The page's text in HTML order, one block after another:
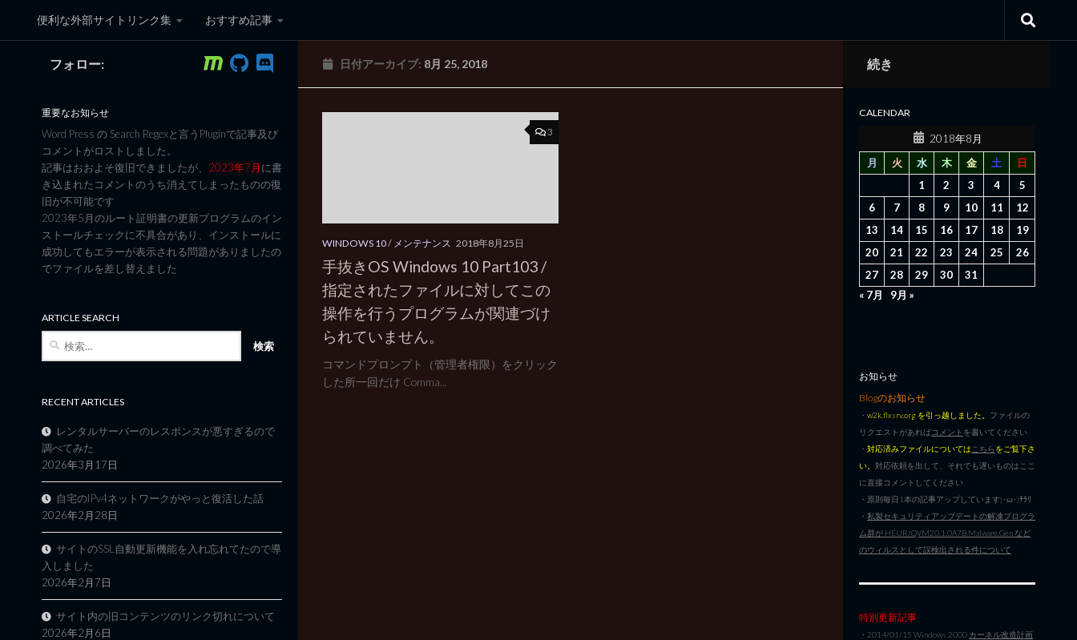
コンテンツへスキップ
便利な外部サイトリンク集 おすすめ記事
黒翼猫のコンピュータ日記 3rd Edition
日付アーカイブ: 8月 25, 2018
3
WINDOWS 10/ メンテナンス 2018年8月25日
手抜きOS Windows 10 Part103 /
指定されたファイルに対してこの
操作を行うプログラムが関連づけ
られていません。
コマンドプロンプト（管理者権限）をクリック
した所一回だけ Comma...
フォロー:
重要なお知らせ
Word Press の Search Regexと言うPluginで記事及び
コメントがロストしました。
記事はおおよそ復旧できましたが、 2023年7月に書
き込まれたコメントのうち消えてしまったものの復
旧が不可能です
2023年5月のルート証明書の更新プログラムのイン
ストールチェックに不具合があり、インストールに
成功してもエラーが表示される問題がありましたの
でファイルを差し替えました
ARTICLE SEARCH
RECENT ARTICLES
レンタルサーバーのレスポンスが悪すぎるので
調べてみた
2026年3月17日
自宅のIPv4ネットワークがやっと復活した話
2026年2月28日
サイトのSSL自動更新機能を入れ忘れてたので導
入しました
2026年2月7日
サイト内の旧コンテンツのリンク切れについて
2026年2月6日
続き
CALENDAR
2018年8月
月
火 水 木 金 土
日
1
2 3 4
5
6
7 8 9 10 11
12
13
14 15 16 17 18
19
20
21 22 23 24 25
26
27
28 29 30
31
« 7月
9月 »
お知らせ
Blogのお知らせ
・ w2k.flxsrv.org を引っ越しました。 ファイルの
リクエストがあればコメント を書いてください
・ 対応済みファイルについては こちらをご覧下さ
い。 対応依頼を出して、それでも遅いものはここ
に直接コメントしてください
・原則毎日1本の記事アップしています|･ω･)ﾁﾗﾘ
・ 私製セキュリティアップデートの解凍プログラ
ム群が HEUR/QVM20.1.0A7B.Malware.Gen など
のウィルスとして誤検出される件について
特別更新記事
・2014/01/15 Windows 2000 カーネル改造計画